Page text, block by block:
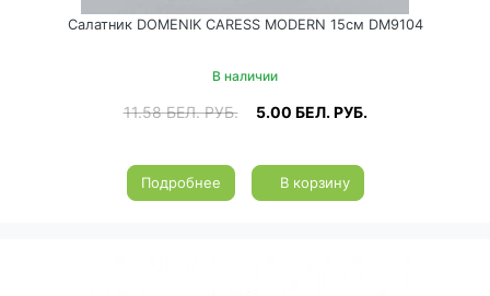
Салатник DOMENIK CARESS MODERN 15см DM9104
В наличии
11.58БЕЛ. РУБ. 5.00 БЕЛ. РУБ.
Подробнее В корзину